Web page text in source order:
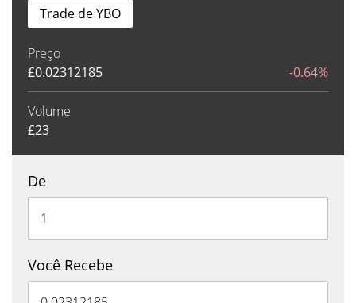
Preço
£0.02312185 -0.64%
Volume
£23
Trade de YBO
De
Você Recebe